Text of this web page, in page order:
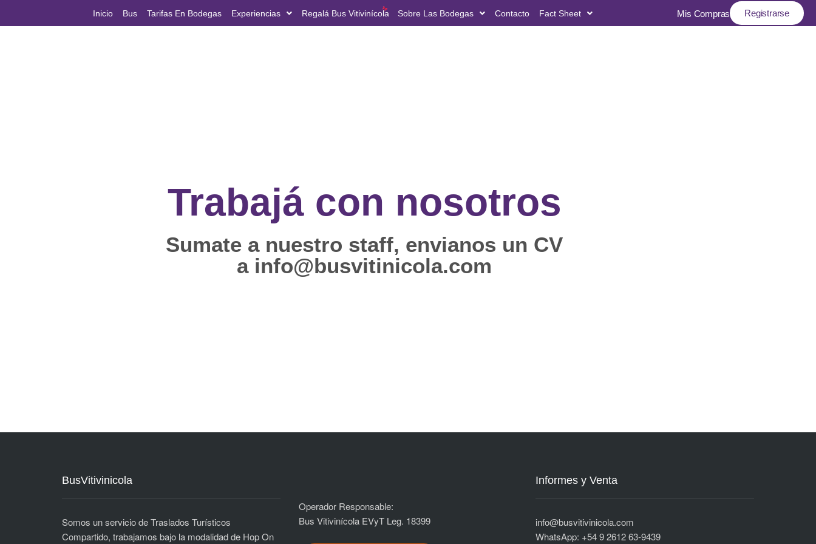
Inicio Bus Tarifas En Bodegas Experiencias Regalá Bus Vitivinícola Sobre Las Bodegas Contacto Fact Sheet Mis Compras Registrarse
Trabajá con nosotros
Sumate a nuestro staff, envianos un CV
a info@busvitinicola.com
BusVitivinicola
Somos un servicio de Traslados Turísticos
Compartido, trabajamos bajo la modalidad de Hop On
Operador Responsable:
Bus Vitivinícola EVyT Leg. 18399
Informes y Venta
info@busvitivinicola.com
WhatsApp: +54 9 2612 63-9439